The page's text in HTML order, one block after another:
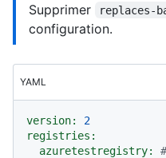
Supprimer
replaces-
configuration.
YAML
version:
2
registries:
azuretestregistry: